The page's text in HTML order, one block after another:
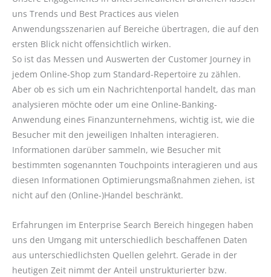
uns Trends und Best Practices aus vielen
Anwendungsszenarien auf Bereiche übertragen, die auf den
ersten Blick nicht offensichtlich wirken.
So ist das Messen und Auswerten der Customer Journey in
jedem Online-Shop zum Standard-Repertoire zu zählen.
Aber ob es sich um ein Nachrichtenportal handelt, das man
analysieren möchte oder um eine Online-Banking-
Anwendung eines Finanzunternehmens, wichtig ist, wie die
Besucher mit den jeweiligen Inhalten interagieren.
Informationen darüber sammeln, wie Besucher mit
bestimmten sogenannten Touchpoints interagieren und aus
diesen Informationen Optimierungsmaßnahmen ziehen, ist
nicht auf den (Online-)Handel beschränkt.
Erfahrungen im Enterprise Search Bereich hingegen haben
uns den Umgang mit unterschiedlich beschaffenen Daten
aus unterschiedlichsten Quellen gelehrt. Gerade in der
heutigen Zeit nimmt der Anteil unstrukturierter bzw.